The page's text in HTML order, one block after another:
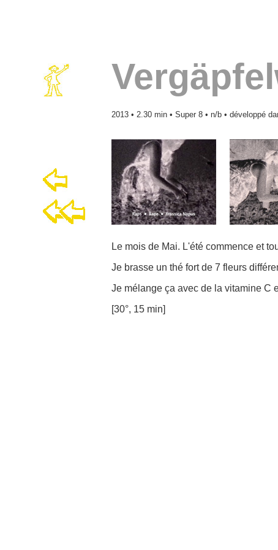
2013 • 2.30 min • Super 8 • n/b • développé
Le mois de Mai. L'été commence et
Je brasse un thé fort de 7 fleurs
Je mélange ça avec de la vitamine C
[30°, 15 min]